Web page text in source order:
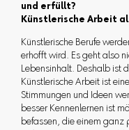
und erfüllt?
Künstlerische Arbeit
Künstlerische Berufe
erhofft wird. Es geht also
Lebensinhalt. Deshalb ist
Künstlerische Arbeit ist
Stimmungen und Ideen
besser Kennenlernen ist
befassen, die einem ganz